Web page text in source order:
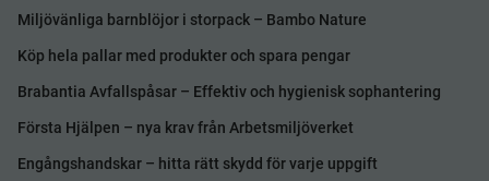
Miljövänliga barnblöjor i storpack – Bambo Nature
Köp hela pallar med produkter och spara pengar
Brabantia Avfallspåsar – Effektiv och hygienisk sophantering
Första Hjälpen – nya krav från Arbetsmiljöverket
Engångshandskar – hitta rätt skydd för varje uppgift